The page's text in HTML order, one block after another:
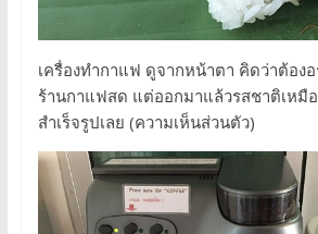
เครื่องทำกาแฟ ดูจากหน้าตา คิดว่าต้อง
ร้านกาแฟสด แต่ออกมาแล้วรสชาติเหมื
สำเร็จรูปเลย (ความเห็นส่วนตัว)